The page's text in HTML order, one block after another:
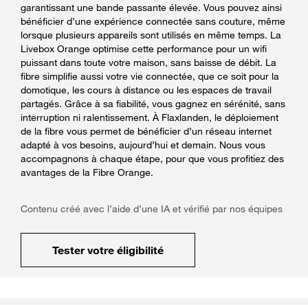
garantissant une bande passante élevée. Vous pouvez ainsi
bénéficier d’une expérience connectée sans couture, même
lorsque plusieurs appareils sont utilisés en même temps. La
Livebox Orange optimise cette performance pour un wifi
puissant dans toute votre maison, sans baisse de débit. La
fibre simplifie aussi votre vie connectée, que ce soit pour la
domotique, les cours à distance ou les espaces de travail
partagés. Grâce à sa fiabilité, vous gagnez en sérénité, sans
interruption ni ralentissement. À Flaxlanden, le déploiement
de la fibre vous permet de bénéficier d’un réseau internet
adapté à vos besoins, aujourd’hui et demain. Nous vous
accompagnons à chaque étape, pour que vous profitiez des
avantages de la Fibre Orange.
Contenu créé avec l’aide d’une IA et vérifié par nos équipes
Tester votre éligibilité